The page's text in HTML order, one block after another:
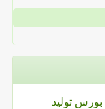
بورس تولید